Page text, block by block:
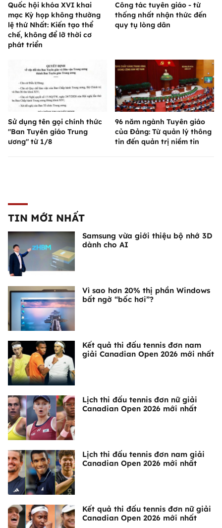
Quốc hội khóa XVI khai
mạc Kỳ họp không thường
lệ thứ Nhất: Kiến tạo thể
chế, không để lỡ thời cơ
phát triển
Công tác tuyên giáo - từ
thống nhất nhận thức đến
quy tụ lòng dân
Sử dụng tên gọi chính thức
"Ban Tuyên giáo Trung
ương" từ 1/8
96 năm ngành Tuyên giáo
của Đảng: Từ quản lý thông
tin đến quản trị niềm tin
TIN MỚI NHẤT
Samsung vừa giới thiệu bộ nhớ 3D
dành cho AI
Vì sao hơn 20% thị phần Windows
bất ngờ “bốc hơi”?
Kết quả thi đấu tennis đơn nam
giải Canadian Open 2026 mới nhất
Lịch thi đấu tennis đơn nữ giải
Canadian Open 2026 mới nhất
Lịch thi đấu tennis đơn nam giải
Canadian Open 2026 mới nhất
Kết quả thi đấu tennis đơn nữ giải
Canadian Open 2026 mới nhất